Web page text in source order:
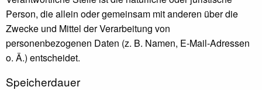
Person, die allein oder gemeinsam mit anderen über die
Zwecke und Mittel der Verarbeitung von
personenbezogenen Daten (z. B. Namen, E-Mail-Adressen
o. Ä.) entscheidet.
Speicherdauer